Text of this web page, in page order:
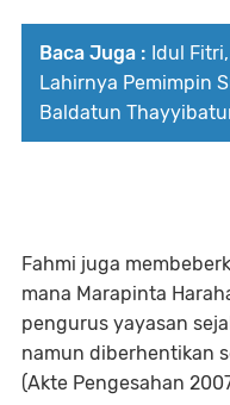
Baca Juga : Idul
Lahirnya Pemimpin
Baldatun
Fahmi juga
mana Marapinta
pengurus yayasan
namun diberhentikan
(Akte Pengesahan